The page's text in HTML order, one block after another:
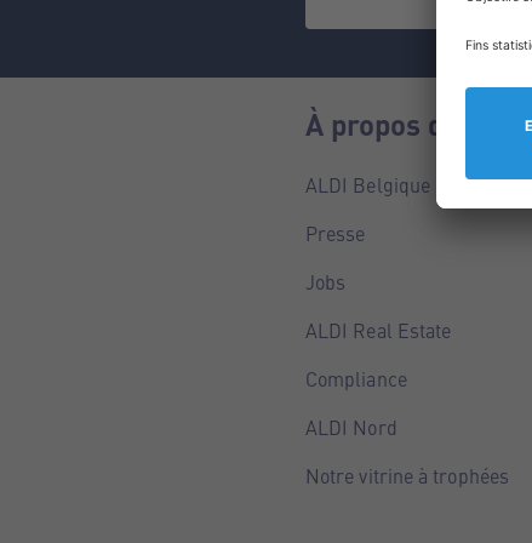
À propos de nous
ALDI Belgique
Presse
Jobs
ALDI Real Estate
Compliance
ALDI Nord
Notre vitrine à trophées